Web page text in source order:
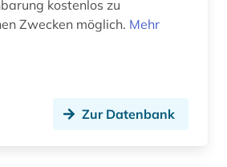
romanische philologie (1)
kostenlos zu
Zwecken möglich. Mehr
Zur Datenbank